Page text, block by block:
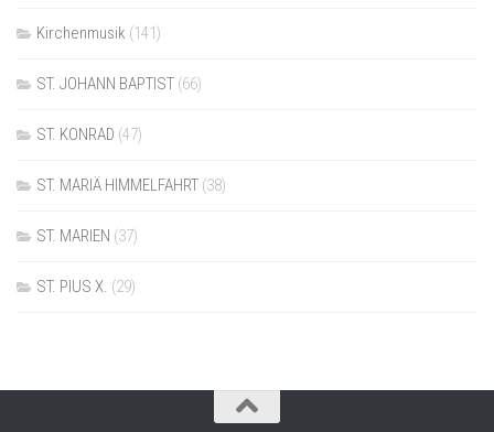
Kirchenmusik (141)
ST. JOHANN BAPTIST (66)
ST. KONRAD (47)
ST. MARIÄ HIMMELFAHRT (38)
ST. MARIEN (37)
ST. PIUS X. (29)